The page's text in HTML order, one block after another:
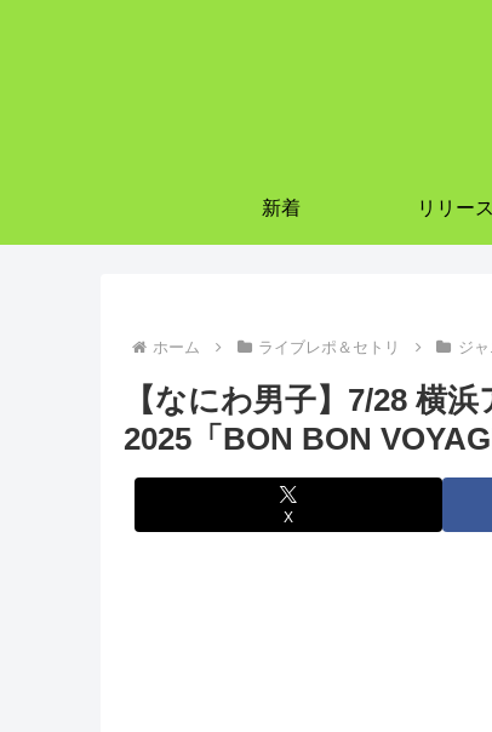
新着 リリー
ホーム ライブレポ＆セトリ ジ
【なにわ男子】7/28 横
2025「BON BON
X